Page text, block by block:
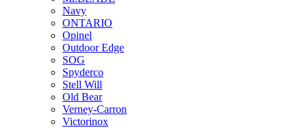
Navy
ONTARIO
Opinel
Outdoor Edge
SOG
Spyderco
Stell Will
Old Bear
Verney-Carron
Victorinox